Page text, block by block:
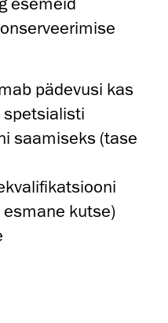
pädevusi kas
saamiseks (tase
kutse)